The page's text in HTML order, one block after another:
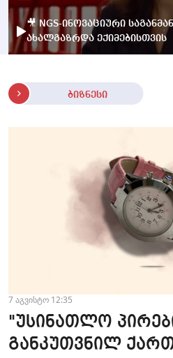
🎥 NGS-ინოვაციური
ახალგაზრდა ექიმებისთვის
ბიზნესი
7 აგვისტო 12:35
"უსინათლო
განკუთვნილ